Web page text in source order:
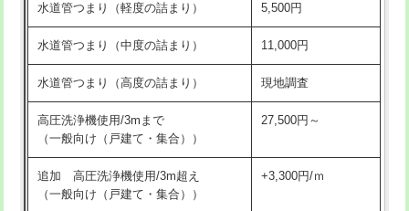
洗面台設置 38,500円
化粧台設置 22,000円
追加人工 16,500円
廃棄・処分 現場見積
※給水管工事は20mmまでの価格です。
交換・取付(排水栓・排水トラップ
22,000円+材料費
持込商品取付（混合水栓）
持込商品取付（浄水器・分岐水栓） 16,500円
水道管つまり（軽度の詰まり） 5,500円
水道管つまり（中度の詰まり） 11,000円
水道管つまり（高度の詰まり） 現地調査
高圧洗浄機使用/3mまで
（一般向け（戸建て・集合））
27,500円～
追加 高圧洗浄機使用/3m超え
（一般向け（戸建て・集合））
+3,300円/ｍ